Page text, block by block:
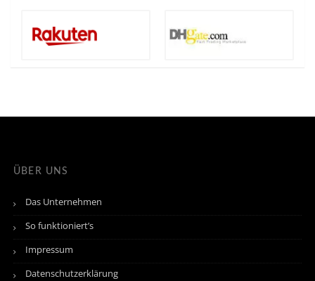
ÜBER UNS
Das Unternehmen
So funktioniert’s
Impressum
Datenschutzerklärung